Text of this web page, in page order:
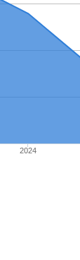
2024